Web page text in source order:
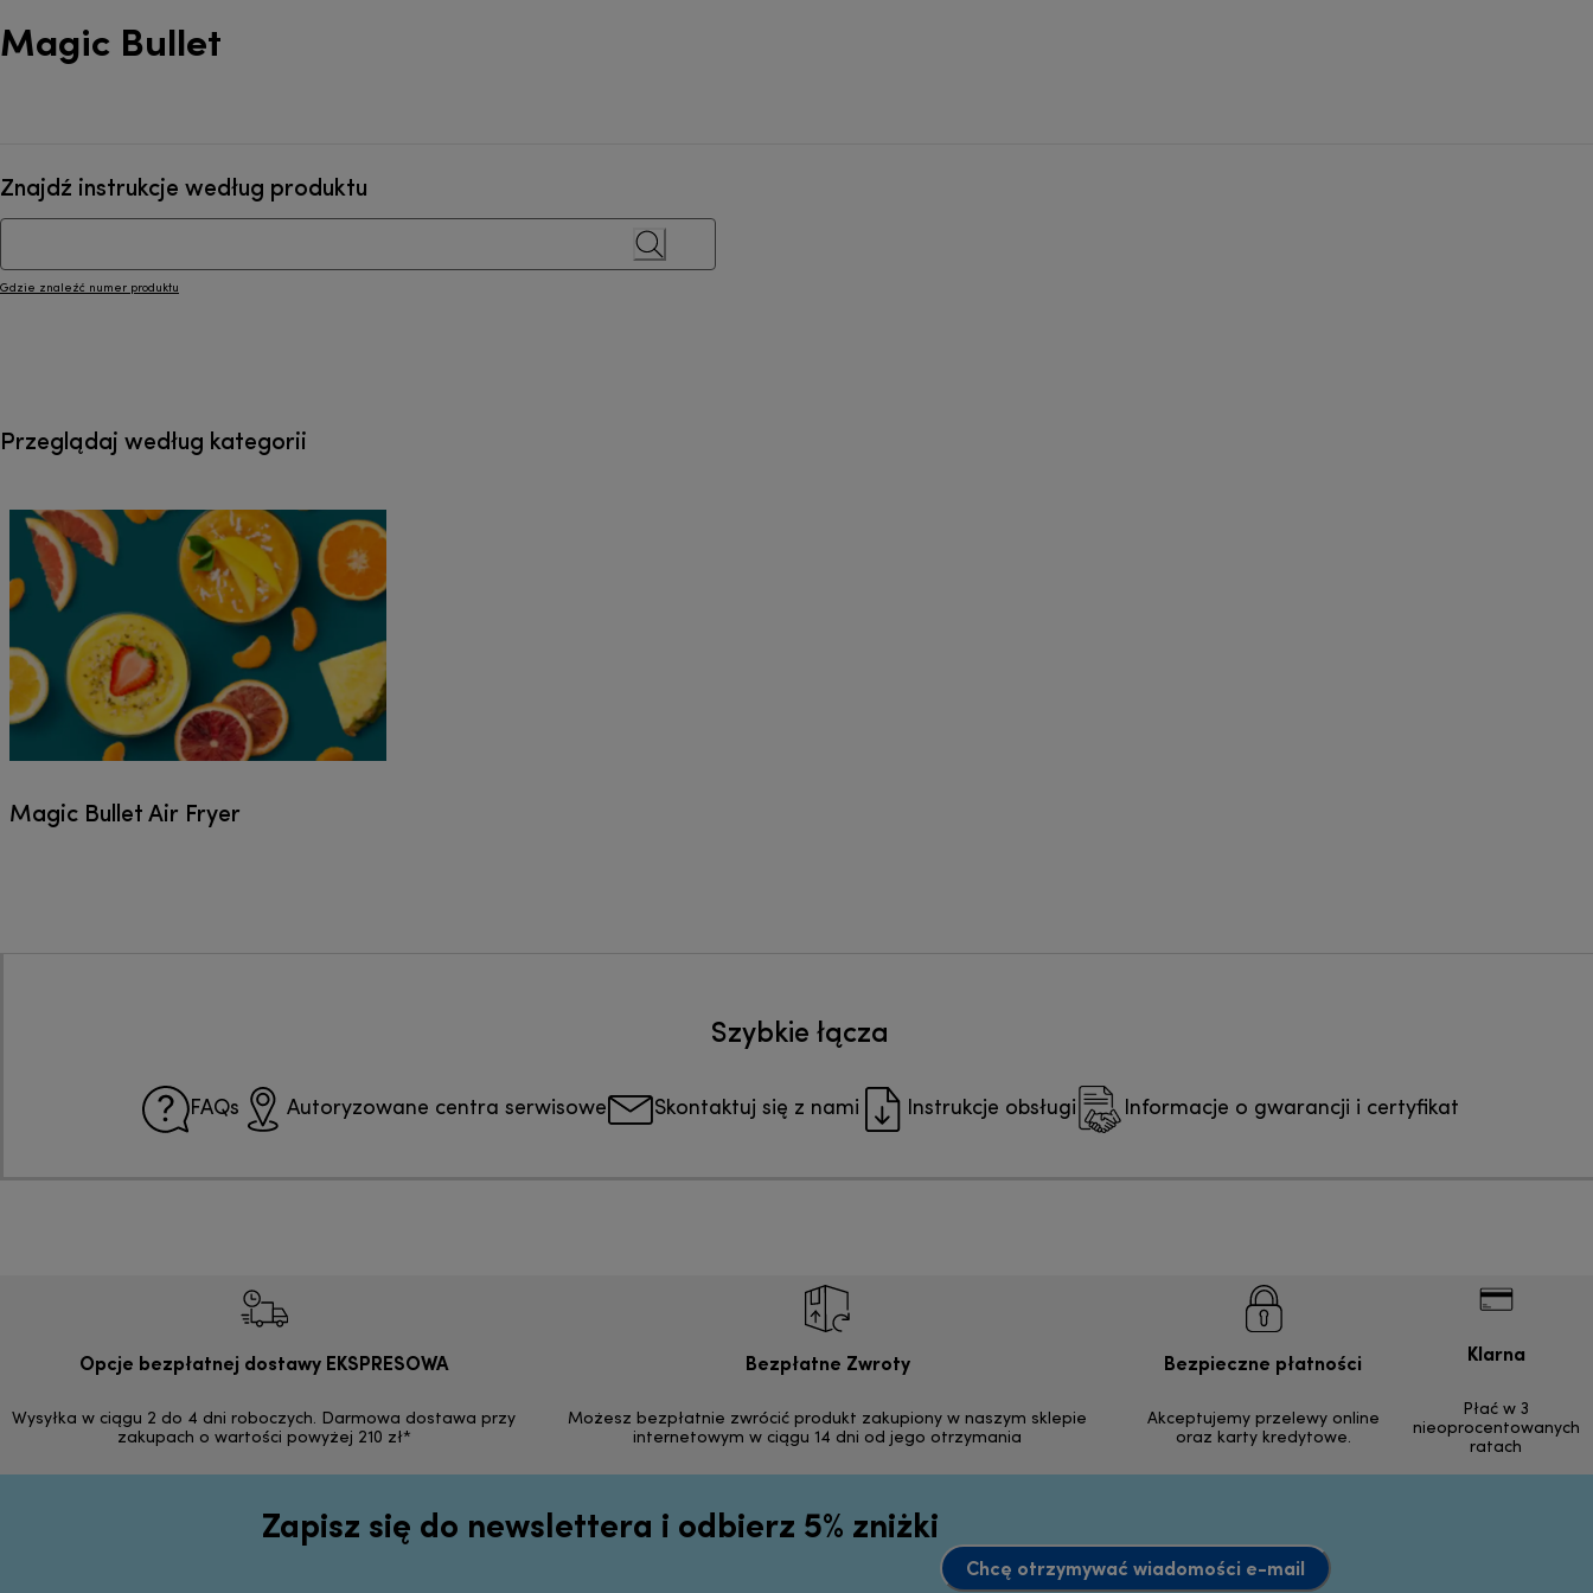
Magic Bullet
Znajdź instrukcje według produktu
Gdzie znaleźć numer produktu
Przeglądaj według kategorii
Magic Bullet Air Fryer
Szybkie łącza
FAQs Autoryzowane centra serwisowe Skontaktuj się z nami Instrukcje obsługi Informacje o gwarancji i certyfikat
Opcje bezpłatnej dostawy EKSPRESOWA
Wysyłka w ciągu 2 do 4 dni roboczych. Darmowa dostawa przy
zakupach o wartości powyżej 210 zł*
Bezpłatne Zwroty
Możesz bezpłatnie zwrócić produkt zakupiony w naszym sklepie
internetowym w ciągu 14 dni od jego otrzymania
Bezpieczne płatności
Akceptujemy przelewy online
oraz karty kredytowe.
Klarna
Płać w 3
nieoprocentowanych
ratach
Zapisz się do newslettera i odbierz 5% zniżki
Chcę otrzymywać wiadomości e-mail